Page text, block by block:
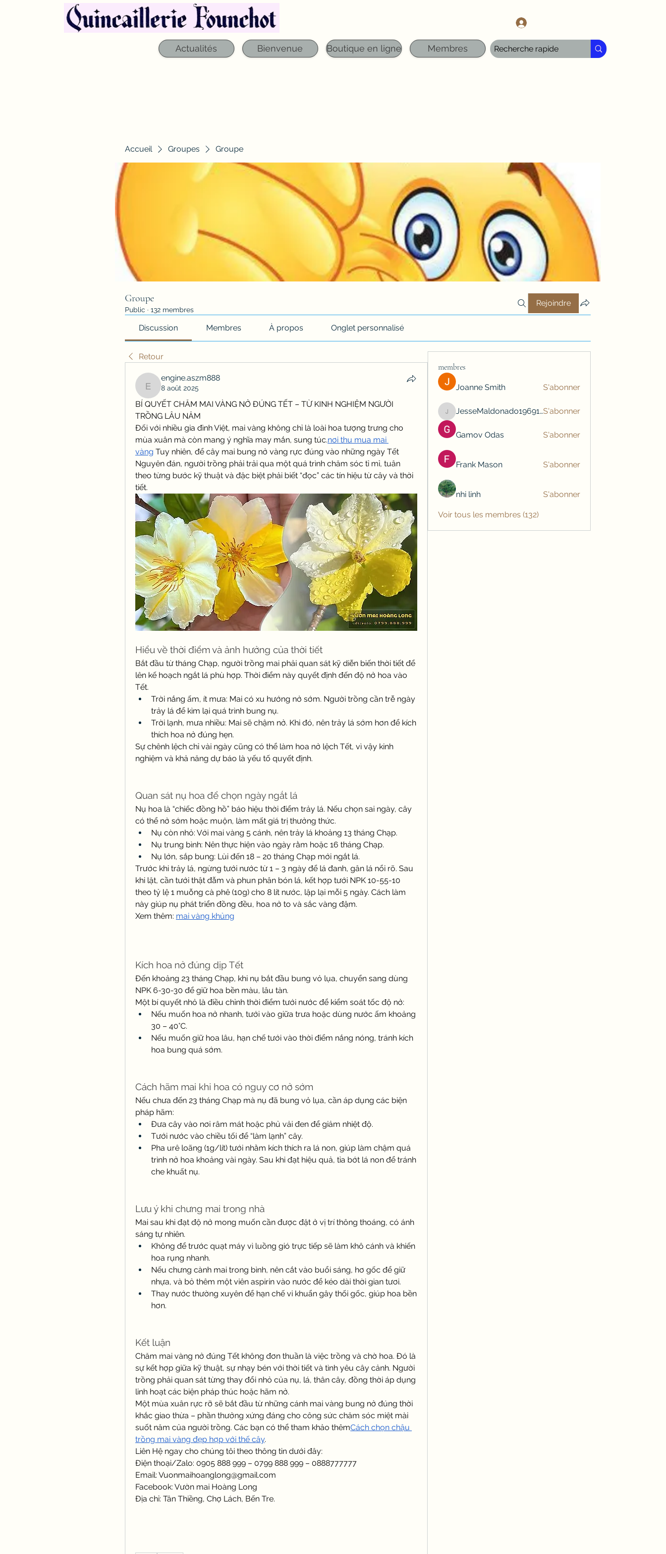
Actualités Bienvenue Boutique en ligne Membres
Accueil Groupes Groupe
Groupe
Public · 132 membres
Rejoindre
Discussion Membres À propos Onglet personnalisé
Retour
engine.aszm888
engine.aszm888
8 août 2025
BÍ QUYẾT CHĂM MAI VÀNG NỞ ĐÚNG TẾT – TỪ KINH NGHIỆM NGƯỜI
TRỒNG LÂU NĂM
Đối với nhiều gia đình Việt, mai vàng không chỉ là loài hoa tượng trưng cho
mùa xuân mà còn mang ý nghĩa may mắn, sung túc.nơi thu mua mai
vàng Tuy nhiên, để cây mai bung nở vàng rực đúng vào những ngày Tết
Nguyên đán, người trồng phải trải qua một quá trình chăm sóc tỉ mỉ, tuân
theo từng bước kỹ thuật và đặc biệt phải biết “đọc” các tín hiệu từ cây và thời
tiết.
Hiểu về thời điểm và ảnh hưởng của thời tiết
Bắt đầu từ tháng Chạp, người trồng mai phải quan sát kỹ diễn biến thời tiết để
lên kế hoạch ngắt lá phù hợp. Thời điểm này quyết định đến độ nở hoa vào
Tết.
Trời nắng ấm, ít mưa: Mai có xu hướng nở sớm. Người trồng cần trễ ngày
trảy lá để kìm lại quá trình bung nụ.
Trời lạnh, mưa nhiều: Mai sẽ chậm nở. Khi đó, nên trảy lá sớm hơn để kích
thích hoa nở đúng hẹn.
Sự chênh lệch chỉ vài ngày cũng có thể làm hoa nở lệch Tết, vì vậy kinh
nghiệm và khả năng dự báo là yếu tố quyết định.
Quan sát nụ hoa để chọn ngày ngắt lá
Nụ hoa là “chiếc đồng hồ” báo hiệu thời điểm trảy lá. Nếu chọn sai ngày, cây
có thể nở sớm hoặc muộn, làm mất giá trị thưởng thức.
Nụ còn nhỏ: Với mai vàng 5 cánh, nên trảy lá khoảng 13 tháng Chạp.
Nụ trung bình: Nên thực hiện vào ngày rằm hoặc 16 tháng Chạp.
Nụ lớn, sắp bung: Lùi đến 18 – 20 tháng Chạp mới ngắt lá.
Trước khi trảy lá, ngừng tưới nước từ 1 – 3 ngày để lá đanh, gân lá nổi rõ. Sau
khi lặt, cần tưới thật đẫm và phun phân bón lá, kết hợp tưới NPK 10-55-10
theo tỷ lệ 1 muỗng cà phê (10g) cho 8 lít nước, lặp lại mỗi 5 ngày. Cách làm
này giúp nụ phát triển đồng đều, hoa nở to và sắc vàng đậm.
Xem thêm: mai vàng khủng
Kích hoa nở đúng dịp Tết
Đến khoảng 23 tháng Chạp, khi nụ bắt đầu bung vỏ lụa, chuyển sang dùng
NPK 6-30-30 để giữ hoa bền màu, lâu tàn.
Một bí quyết nhỏ là điều chỉnh thời điểm tưới nước để kiểm soát tốc độ nở:
Nếu muốn hoa nở nhanh, tưới vào giữa trưa hoặc dùng nước ấm khoảng
30 – 40°C.
Nếu muốn giữ hoa lâu, hạn chế tưới vào thời điểm nắng nóng, tránh kích
hoa bung quá sớm.
Cách hãm mai khi hoa có nguy cơ nở sớm
Nếu chưa đến 23 tháng Chạp mà nụ đã bung vỏ lụa, cần áp dụng các biện
pháp hãm:
Đưa cây vào nơi râm mát hoặc phủ vải đen để giảm nhiệt độ.
Tưới nước vào chiều tối để “làm lạnh” cây.
Pha urê loãng (1g/lít) tưới nhằm kích thích ra lá non, giúp làm chậm quá
trình nở hoa khoảng vài ngày. Sau khi đạt hiệu quả, tỉa bớt lá non để tránh
che khuất nụ.
Lưu ý khi chưng mai trong nhà
Mai sau khi đạt độ nở mong muốn cần được đặt ở vị trí thông thoáng, có ánh
sáng tự nhiên.
Không để trước quạt máy vì luồng gió trực tiếp sẽ làm khô cánh và khiến
hoa rụng nhanh.
Nếu chưng cành mai trong bình, nên cắt vào buổi sáng, hơ gốc để giữ
nhựa, và bỏ thêm một viên aspirin vào nước để kéo dài thời gian tươi.
Thay nước thường xuyên để hạn chế vi khuẩn gây thối gốc, giúp hoa bền
hơn.
Kết luận
Chăm mai vàng nở đúng Tết không đơn thuần là việc trồng và chờ hoa. Đó là
sự kết hợp giữa kỹ thuật, sự nhạy bén với thời tiết và tình yêu cây cảnh. Người
trồng phải quan sát từng thay đổi nhỏ của nụ, lá, thân cây, đồng thời áp dụng
linh hoạt các biện pháp thúc hoặc hãm nở.
Một mùa xuân rực rỡ sẽ bắt đầu từ những cánh mai vàng bung nở đúng thời
khắc giao thừa – phần thưởng xứng đáng cho công sức chăm sóc miệt mài
suốt năm của người trồng. Các bạn có thể tham khảo thêmCách chọn chậu
trồng mai vàng đẹp hợp với thế cây.
Liên Hệ ngay cho chúng tôi theo thông tin dưới đây:
Điện thoại/Zalo: 0905 888 999 – 0799 888 999 – 0888777777
Email: Vuonmaihoanglong@gmail.com
Facebook: Vườn mai Hoàng Long
Địa chỉ: Tân Thiềng, Chợ Lách, Bến Tre.
membres
Joanne Smith S'abonner
JesseMaldonado1969116
JesseMaldonado1969116S'abonner
Gamov Odas S'abonner
Frank Mason S'abonner
nhi linh S'abonner
Voir tous les membres (132)